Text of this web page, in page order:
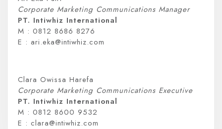
Corporate Marketing Communications Manager
PT. Intiwhiz International
M : 0812 8686 8276
E : ari.eka@intiwhiz.com
Clara Owissa Harefa
Corporate Marketing Communications Executive
PT. Intiwhiz International
M : 0812 8600 9532
E : clara@intiwhiz.com